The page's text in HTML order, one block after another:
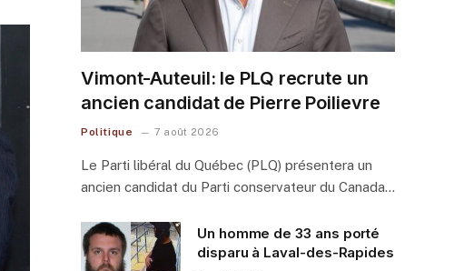
Vimont-Auteuil: le PLQ recrute un
ancien candidat de Pierre Poilievre
Politique 7 août 2026
Le Parti libéral du Québec (PLQ) présentera un
ancien candidat du Parti conservateur du Canada…
Un homme de 33 ans porté
disparu à Laval-des-Rapides